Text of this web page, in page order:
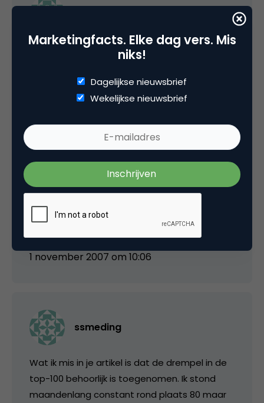
Mmm, uit de top 100… Ben het niet eens met
wordt het mogelijk om een “revaluation-
request” te doen? 😉
Daarnaast toch nog even een kritische
kanttekening bij het automatisch onthouden
Chapter42 dat ze ondanks een maand lang
niets gepost te hebben toch 28
voorkeursstemmen hebben. Ik weet niet of dit
hierdoor komt, maar het viel me wel op.
1 november 2007 om 10:06
ssmeding
Wat ik mis in je artikel is dat de drempel in de
top-100 behoorlijk is toegenomen. Ik stond
maandenlang constant rond plaats 80 maar
Marketingfacts. Elke dag vers. Mis
niks!
Dagelijkse nieuwsbrief
Wekelijkse nieuwsbrief